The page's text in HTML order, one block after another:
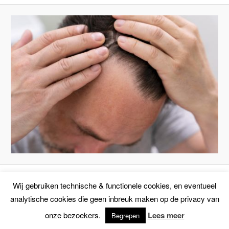
Privacyverklaring Ondersteund door WordPress
Wij gebruiken technische & functionele cookies, en eventueel
analytische cookies die geen inbreuk maken op de privacy van
onze bezoekers.
Begrepen Lees meer